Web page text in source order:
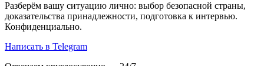
Разберём вашу ситуацию лично: выбор безопасной страны,
доказательства принадлежности, подготовка к интервью.
Конфиденциально.
Написать в Telegram